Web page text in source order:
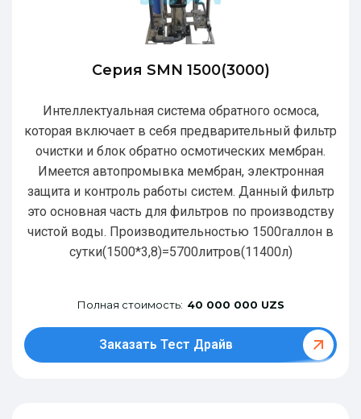
Серия SMN 1500(3000)
Интеллектуальная система обратного осмоса,
которая включает в себя предварительный фильтр
очистки и блок обратно осмотических мембран.
Имеется автопромывка мембран, электронная
защита и контроль работы систем. Данный фильтр
это основная часть для фильтров по производству
чистой воды. Производительностью 1500галлон в
сутки(1500*3,8)=5700литров(11400л)
Полная стоимость: 40 000 000 UZS
Заказать Тест Драйв